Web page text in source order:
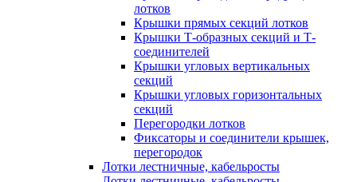
лотков
Крышки прямых секций лотков
Крышки Т-образных секций и Т-
соединителей
Крышки угловых вертикальных
секций
Крышки угловых горизонтальных
секций
Перегородки лотков
Фиксаторы и соединители крышек,
перегородок
Лотки лестничные, кабельросты